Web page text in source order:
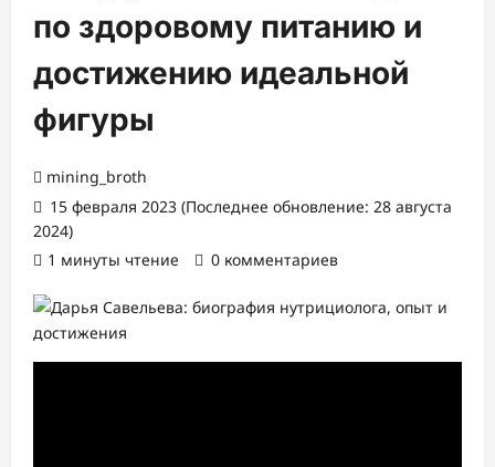
по здоровому питанию и
достижению идеальной
фигуры
mining_broth
15 февраля 2023 (Последнее обновление: 28 августа
2024)
1 минуты чтение
0 комментариев